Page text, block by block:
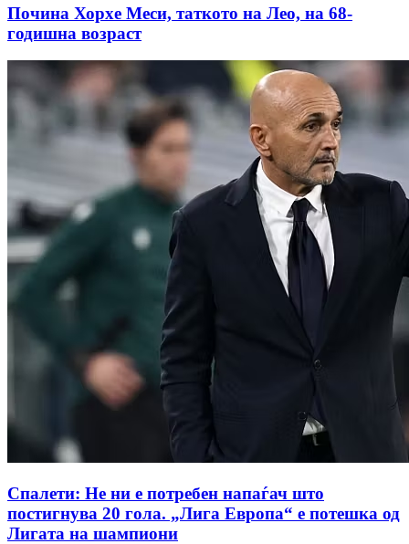
Почина Хорхе Меси, таткото на Лео, на 68-
годишна возраст
Спалети: Не ни е потребен напаѓач што
постигнува 20 гола. „Лига Европа“ е потешка од
Лигата на шампиони